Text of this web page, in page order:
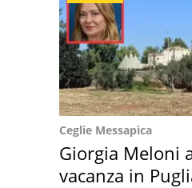
Ceglie Messapica
Giorgia Meloni
vacanza in